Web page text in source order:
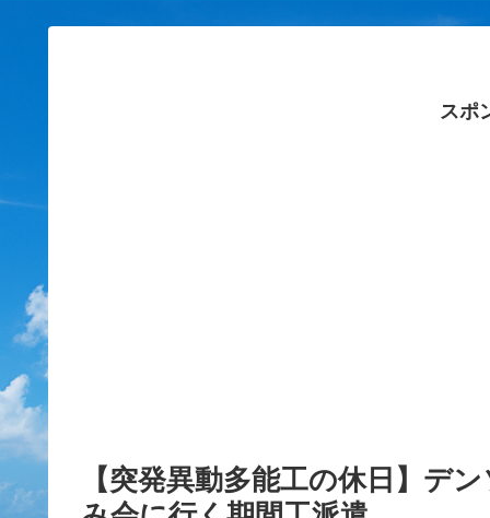
スポ
【突発異動多能工の休日】デ